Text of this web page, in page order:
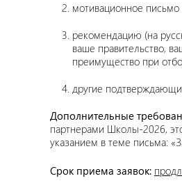
мотивационное письмо
рекомендацию (на
ваше правительство,
преимущество при
другие
Дополнительные
партнерами Школы-2026,
указанием в теме письма:
Срок приема заявок: